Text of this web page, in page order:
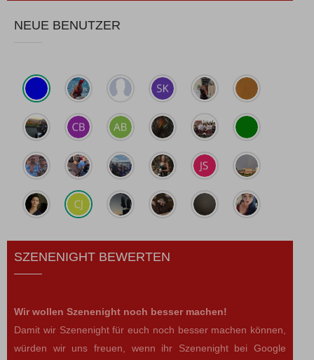
NEUE BENUTZER
SZENENIGHT BEWERTEN
Wir wollen Szenenight noch besser machen!
Damit wir Szenenight für euch noch besser machen können,
würden wir uns freuen, wenn ihr Szenenight bei Google